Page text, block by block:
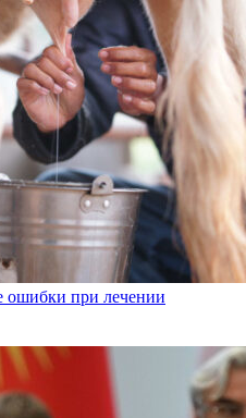
ошибки при лечении